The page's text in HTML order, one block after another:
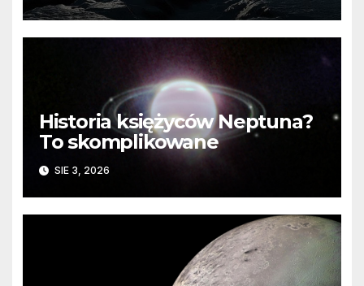
Historia księżyców Neptuna?
To skomplikowane
SIE 3, 2026